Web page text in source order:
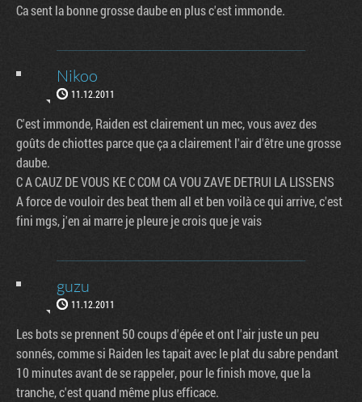
Ca sent la bonne grosse daube en plus c'est immonde.
Nikoo
11.12.2011
C'est immonde, Raiden est clairement un mec, vous avez des
goûts de chiottes parce que ça a clairement l'air d'être une grosse
daube.
C A CAUZ DE VOUS KE C COM CA VOU ZAVE DETRUI LA LISSENS
A force de vouloir des beat them all et ben voilà ce qui arrive, c'est
fini mgs, j'en ai marre je pleure je crois que je vais
guzu
11.12.2011
Les bots se prennent 50 coups d'épée et ont l'air juste un peu
sonnés, comme si Raiden les tapait avec le plat du sabre pendant
10 minutes avant de se rappeler, pour le finish move, que la
tranche, c'est quand même plus efficace.